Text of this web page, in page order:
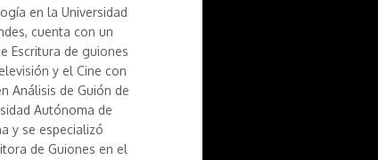
en la Universidad
cuenta con un
Escritura de guiones
y el Cine con
Análisis de Guión de
Autónoma de
y se especializó
de Guiones en el